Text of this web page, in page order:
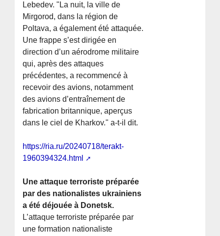
Lebedev. "La nuit, la ville de
Mirgorod, dans la région de
Poltava, a également été attaquée.
Une frappe s’est dirigée en
direction d’un aérodrome militaire
qui, après des attaques
précédentes, a recommencé à
recevoir des avions, notamment
des avions d’entraînement de
fabrication britannique, aperçus
dans le ciel de Kharkov." a-t-il dit.
https://ria.ru/20240718/terakt-
1960394324.html
Une attaque terroriste préparée
par des nationalistes ukrainiens
a été déjouée à Donetsk.
L’attaque terroriste préparée par
une formation nationaliste